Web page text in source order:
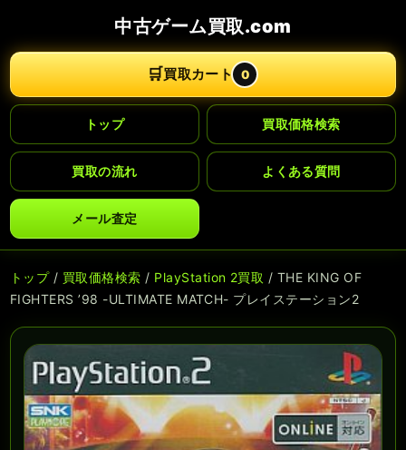
中古ゲーム買取.com
🛒買取カート 0
トップ 買取価格検索
買取の流れ よくある質問
メール査定
トップ/ 買取価格検索 / PlayStation 2買取 / THE KING OF
FIGHTERS ’98 -ULTIMATE MATCH- プレイステーション2